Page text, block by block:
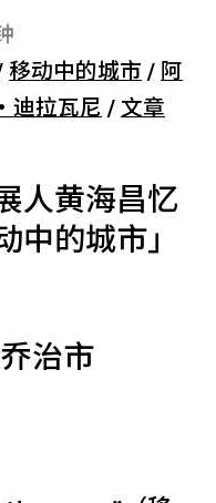
移动中的城市 / 阿
迪拉瓦尼 / 文章
人黄海昌忆
中的城市」
治市